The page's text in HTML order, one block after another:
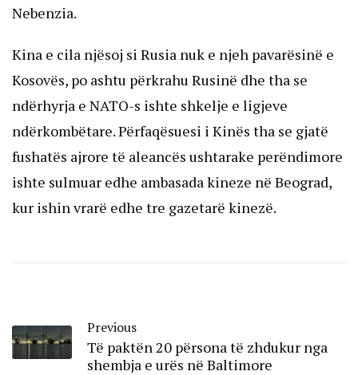
Nebenzia.
Kina e cila njësoj si Rusia nuk e njeh pavarësinë e
Kosovës, po ashtu përkrahu Rusinë dhe tha se
ndërhyrja e NATO-s ishte shkelje e ligjeve
ndërkombëtare. Përfaqësuesi i Kinës tha se gjatë
fushatës ajrore të aleancës ushtarake perëndimore
ishte sulmuar edhe ambasada kineze në Beograd,
kur ishin vrarë edhe tre gazetarë kinezë.
Previous
Të paktën 20 përsona të zhdukur nga
shembja e urës në Baltimore